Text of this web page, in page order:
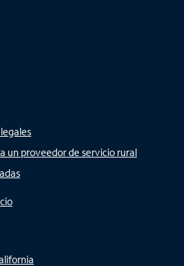
un proveedor de servicio rural